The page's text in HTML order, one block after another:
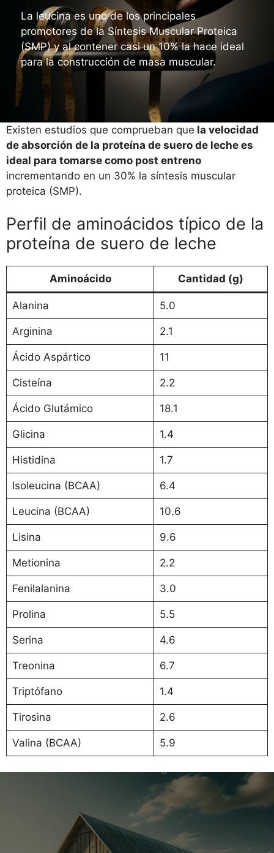
La leucina es uno de los principales
promotores de la Síntesis Muscular Proteica
(SMP) y al contener casi un 10% la hace ideal
para la construcción de masa muscular.
Existen estudios que comprueban que la velocidad
de absorción de la proteína de suero de leche es
ideal para tomarse como post entreno
incrementando en un 30% la síntesis muscular
proteica (SMP).
Perfil de aminoácidos típico de la
proteína de suero de leche
Aminoácido Cantidad (g)
Alanina 5.0
Arginina 2.1
Ácido Aspártico 11
Cisteína 2.2
Ácido Glutámico 18.1
Glicina 1.4
Histidina 1.7
Isoleucina (BCAA) 6.4
Leucina (BCAA) 10.6
Lisina 9.6
Metionina 2.2
Fenilalanina 3.0
Prolina 5.5
Serina 4.6
Treonina 6.7
Triptófano 1.4
Tirosina 2.6
Valina (BCAA) 5.9